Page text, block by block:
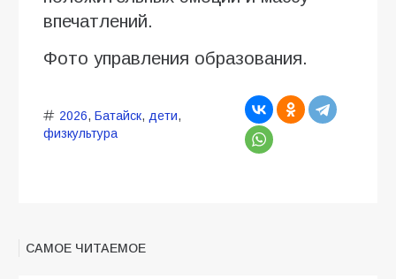
впечатлений.
Фото управления образования.
2026, Батайск, дети,
физкультура
САМОЕ ЧИТАЕМОЕ